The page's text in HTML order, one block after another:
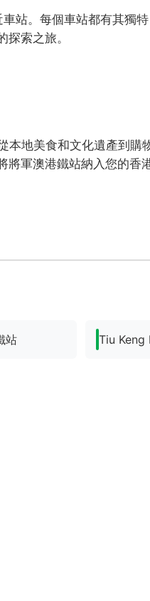
站。每個車站都有其獨特
索之旅。
地美食和文化遺產到購
將軍澳港鐵站納入您的香
站 Tiu Keng